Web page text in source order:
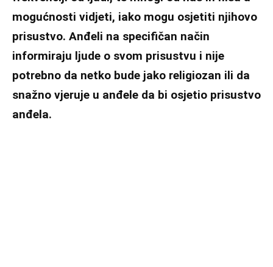
mogućnosti vidjeti, iako mogu osjetiti njihovo
prisustvo. Anđeli na specifičan način
informiraju ljude o svom prisustvu i nije
potrebno da netko bude jako religiozan ili da
snažno vjeruje u anđele da bi osjetio prisustvo
anđela.